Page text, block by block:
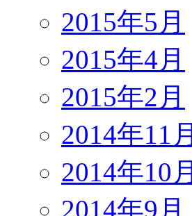
2015年5月
2015年4月
2015年2月
2014年11月
2014年10月
2014年9月